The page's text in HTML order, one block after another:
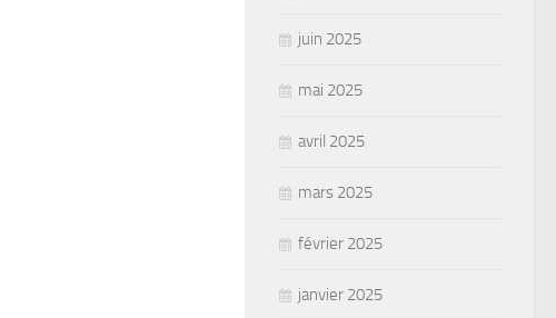
juin 2025
mai 2025
avril 2025
mars 2025
février 2025
janvier 2025